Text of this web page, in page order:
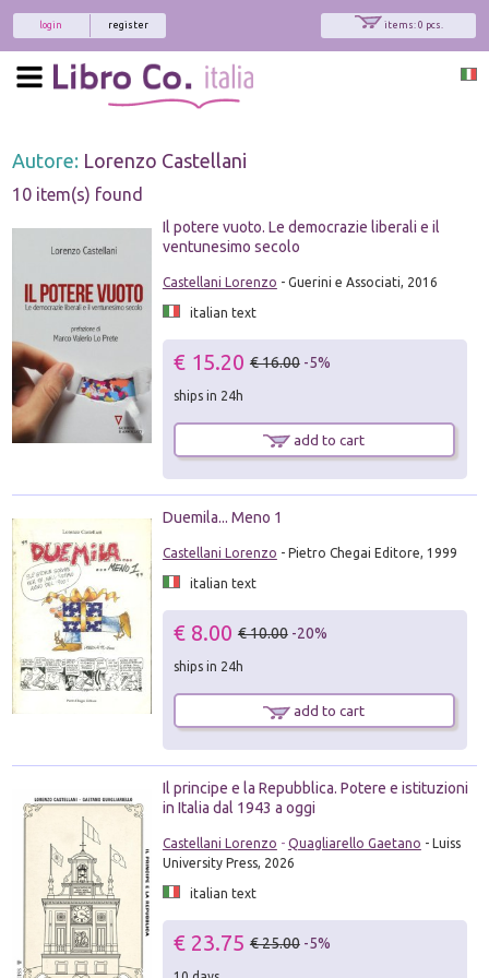
items: 0 pcs.
register
login
Autore: Lorenzo Castellani
10 item(s) found
Il potere vuoto. Le democrazie liberali e il
ventunesimo secolo
Castellani Lorenzo - Guerini e Associati, 2016
italian text
€ 15.20 € 16.00 -5%
ships in 24h
add to cart
Duemila... Meno 1
Castellani Lorenzo - Pietro Chegai Editore, 1999
italian text
€ 8.00 € 10.00 -20%
ships in 24h
add to cart
Il principe e la Repubblica. Potere e istituzioni
in Italia dal 1943 a oggi
Castellani Lorenzo - Quagliarello Gaetano - Luiss
University Press, 2026
italian text
€ 23.75 € 25.00 -5%